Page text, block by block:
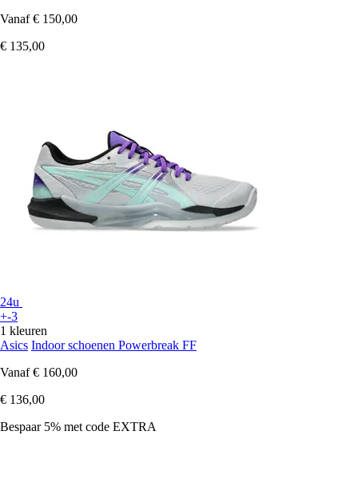
Vanaf € 150,00
€ 135,00
24u
+-3
1 kleuren
Asics Indoor schoenen Powerbreak FF
Vanaf € 160,00
€ 136,00
Bespaar 5% met code EXTRA